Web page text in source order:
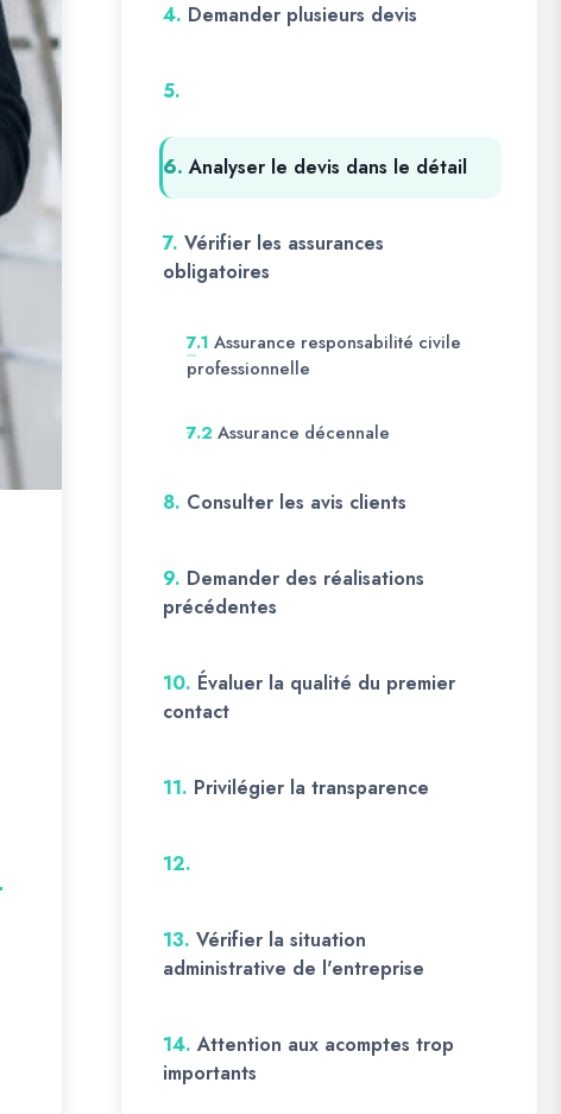
4. Demander plusieurs devis
5.
6. Analyser le devis dans le détail
7. Vérifier les assurances
obligatoires
7.1 Assurance responsabilité civile
professionnelle
7.2 Assurance décennale
8. Consulter les avis clients
9. Demander des réalisations
précédentes
10. Évaluer la qualité du premier
contact
11. Privilégier la transparence
12.
13. Vérifier la situation
administrative de l'entreprise
14. Attention aux acomptes trop
importants